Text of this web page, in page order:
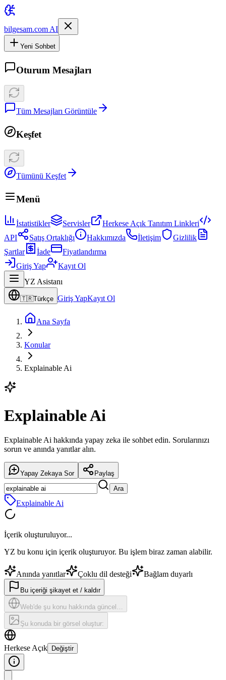
bilgesam.com AI
Yeni Sohbet
Oturum Mesajları
Tüm Mesajları Görüntüle
Keşfet
Tümünü Keşfet
Menü
İstatistikler Servisler
Herkese Açık Tanıtım Linkleri
API
Satış Ortaklığı Hakkımızda İletişim
Gizlilik
Şartlar
İade
Fiyatlandırma
Giriş Yap
Kayıt Ol
YZ Asistanı
🇹🇷Türkçe Giriş YapKayıt Ol
Ana Sayfa
Konular
Explainable Ai
Explainable Ai
Explainable Ai hakkında yapay zeka ile sohbet edin. Sorularınızı
sorun ve anında yanıtlar alın.
Yapay Zekaya Sor
Paylaş
Ara
Explainable Ai
İçerik oluşturuluyor...
YZ bu konu için içerik oluşturuyor. Bu işlem biraz zaman alabilir.
Anında yanıtlar Çoklu dil desteği Bağlam duyarlı
Bu içeriği şikayet et / kaldır
Web'de şu konu hakkında güncel…
Şu konuda bir görsel oluştur:
Herkese Açık Değiştir